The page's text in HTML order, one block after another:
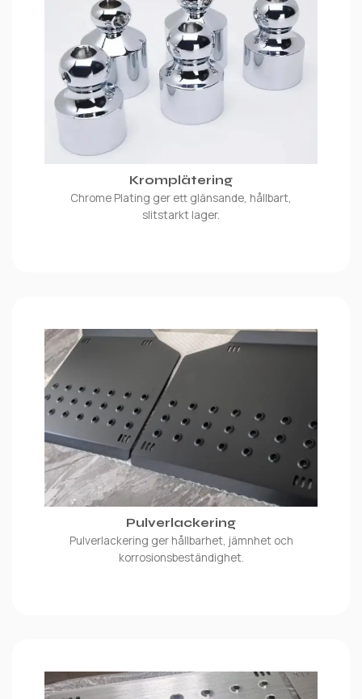
Kromplätering
Chrome Plating ger ett glänsande, hållbart,
slitstarkt lager.
Pulverlackering
Pulverlackering ger hållbarhet, jämnhet och
korrosionsbeständighet.